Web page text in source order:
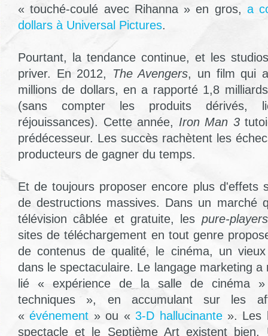
« touché-coulé avec Rihanna » en gros, a
dollars à Universal Pictures.
Pourtant, la tendance continue, et les
priver. En 2012,
The Avengers, un film qui
millions de dollars, en a rapporté 1,8
(sans compter les produits dérivés,
réjouissances). Cette année, Iron Man 3
prédécesseur. Les succès rachètent les
producteurs de gagner du temps.
Et de toujours proposer encore plus d'effets
de destructions massives. Dans un marché
télévision câblée et gratuite, les pure-players
sites de téléchargement en tout genre
de contenus de qualité, le cinéma, un
dans le spectaculaire. Le langage marketing a
lié « expérience de la salle de cinéma
techniques », en accumulant sur les
«événement » ou «3-D hallucinante». Les
spectacle et le Septième Art existent bien.